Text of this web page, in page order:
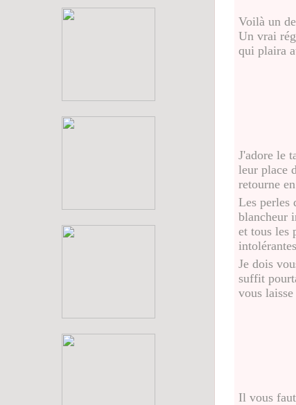
Voilà un
Un vrai
qui plaira
J'adore le
leur place
retourne
Les perles
blancheur
et tous les
Je dois
suffit
vous
Il vous